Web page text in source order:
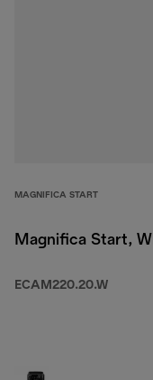
MAGNIFICA START
Magnifica Start,
ECAM220.20.W